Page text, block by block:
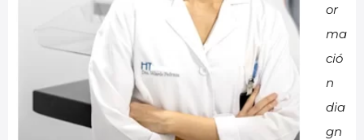
or
ma
ció
n
dia
gn